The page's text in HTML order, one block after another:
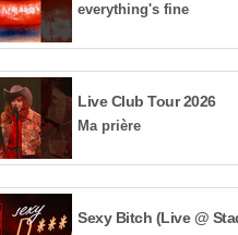
everything's fine
Live Club Tour 2026
Ma prière